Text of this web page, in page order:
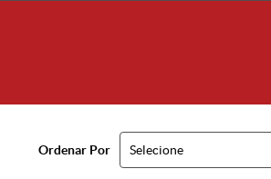
Ordenar Por Selecione